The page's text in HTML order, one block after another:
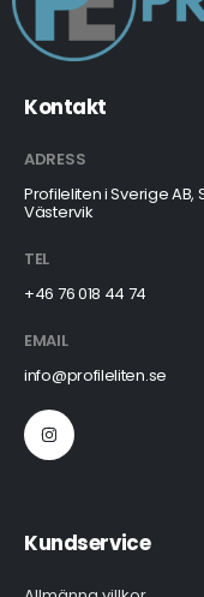
Kontakt
ADRESS
Profileliten i Sverige
Västervik
TEL
+46 76 018 44 74
EMAIL
info@profileliten.se
Kundservice